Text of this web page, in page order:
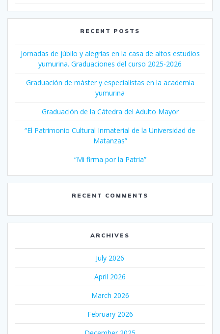
RECENT POSTS
Jornadas de júbilo y alegrías en la casa de altos estudios
yumurina. Graduaciones del curso 2025-2026
Graduación de máster y especialistas en la academia
yumurina
Graduación de la Cátedra del Adulto Mayor
“El Patrimonio Cultural Inmaterial de la Universidad de
Matanzas”
“Mi firma por la Patria”
RECENT COMMENTS
ARCHIVES
July 2026
April 2026
March 2026
February 2026